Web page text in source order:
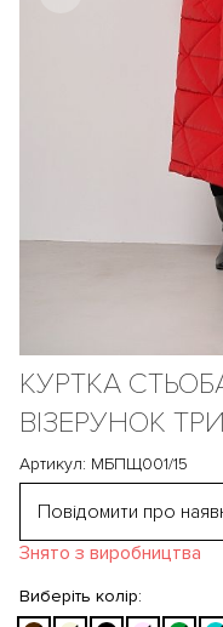
КУРТКА
ВІЗЕРУНОК
Артикул: МБПЩ001/15
Повідомити про
Знято з виробництва
Виберіть колір: